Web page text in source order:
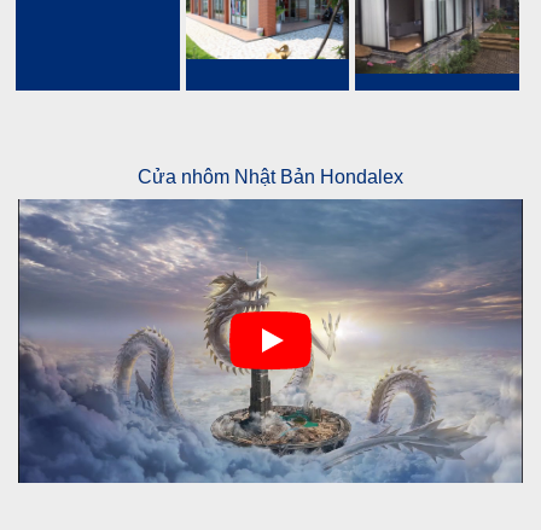
Cửa nhôm Nhật Bản Hondalex